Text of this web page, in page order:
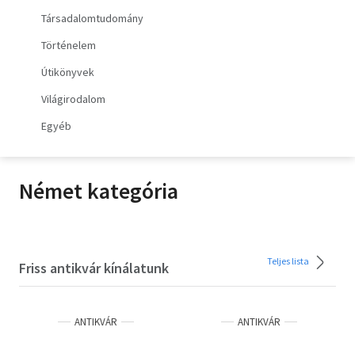
Minikönyv
Szótár, nyelvkönyv
Társadalomtudomány
Történelem
Társadalomtudomány
Történelem
Útikönyvek
Világirodalom
Egyéb
Német kategória
Friss antikvár kínálatunk Teljes lista
ANTIKVÁR ANTIKVÁR